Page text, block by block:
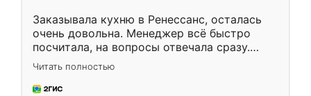
Заказывала кухню в Ренессанс, осталась
очень довольна. Менеджер всё быстро
посчитала, на вопросы отвечала сразу.
Замерщик приехал в субботу, подошёл к
делу со всей ответственностью. Собрали
за день, ребята работали аккуратно, даже
Читать полностью